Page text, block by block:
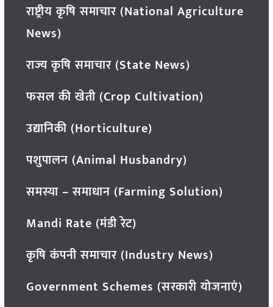
राष्ट्रीय कृषि समाचार (National Agriculture
News)
राज्य कृषि समाचार (State News)
फसल की खेती (Crop Cultivation)
उद्यानिकी (Horticulture)
पशुपालन (Animal Husbandry)
समस्या – समाधान (Farming Solution)
Mandi Rate (मंडी रेट)
कृषि कंपनी समाचार (Industry News)
Government Schemes (सरकारी योजनाएं)